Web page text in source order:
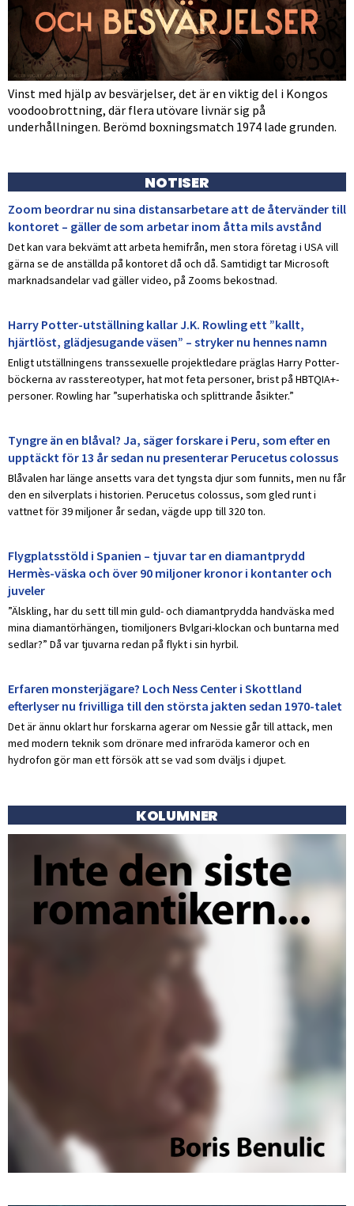
Vinst med hjälp av besvärjelser, det är en viktig del i Kongos
voodoobrottning, där flera utövare livnär sig på
underhållningen. Berömd boxningsmatch 1974 lade grunden.
NOTISER
Zoom beordrar nu sina distansarbetare att de återvänder till
kontoret – gäller de som arbetar inom åtta mils avstånd
Det kan vara bekvämt att arbeta hemifrån, men stora företag i USA vill
gärna se de anställda på kontoret då och då. Samtidigt tar Microsoft
marknadsandelar vad gäller video, på Zooms bekostnad.
Harry Potter-utställning kallar J.K. Rowling ett ”kallt,
hjärtlöst, glädjesugande väsen” – stryker nu hennes namn
Enligt utställningens transsexuelle projektledare präglas Harry Potter-
böckerna av rasstereotyper, hat mot feta personer, brist på HBTQIA+-
personer. Rowling har ”superhatiska och splittrande åsikter.”
Tyngre än en blåval? Ja, säger forskare i Peru, som efter en
upptäckt för 13 år sedan nu presenterar Perucetus colossus
Blåvalen har länge ansetts vara det tyngsta djur som funnits, men nu får
den en silverplats i historien. Perucetus colossus, som gled runt i
vattnet för 39 miljoner år sedan, vägde upp till 320 ton.
Flygplatsstöld i Spanien – tjuvar tar en diamantprydd
Hermès-väska och över 90 miljoner kronor i kontanter och
juveler
”Älskling, har du sett till min guld- och diamantprydda handväska med
mina diamantörhängen, tiomiljoners Bvlgari-klockan och buntarna med
sedlar?” Då var tjuvarna redan på flykt i sin hyrbil.
Erfaren monsterjägare? Loch Ness Center i Skottland
efterlyser nu frivilliga till den största jakten sedan 1970-talet
Det är ännu oklart hur forskarna agerar om Nessie går till attack, men
med modern teknik som drönare med infraröda kameror och en
hydrofon gör man ett försök att se vad som dväljs i djupet.
KOLUMNER